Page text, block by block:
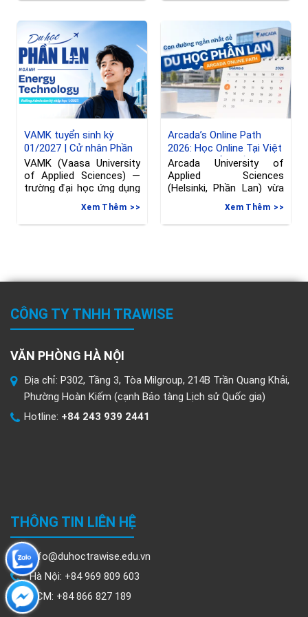
VAMK tuyển sinh kỳ
01/2027 | Cử nhân Phần
Lan ngành Kỹ thuật
VAMK (Vaasa University
of Applied Sciences) —
trường đại học ứng dụng
Xem Thêm
Arcada’s Online Path
2026: Học Online Tại Việt
Nam, Chuyển Tiếp Sang
Phần Lan, hạn đăng ký
đến 08/06/2026
Arcada University of
Applied Sciences
(Helsinki, Phần Lan) vừa
gia hạn deadline nộp đơn
Xem Thêm
CÔNG TY TNHH TRAWISE
VĂN PHÒNG HÀ NỘI
Địa chỉ: P302, Tầng 3, Tòa Milgroup, 214B Trần Quang Khải,
Phường Hoàn Kiếm (cạnh Bảo tàng Lịch sử Quốc gia)
Hotline: +84 243 939 2441
THÔNG TIN LIÊN HỆ
info@duhoctrawise.edu.vn
Hà Nội: +84 969 809 603
HCM: +84 866 827 189